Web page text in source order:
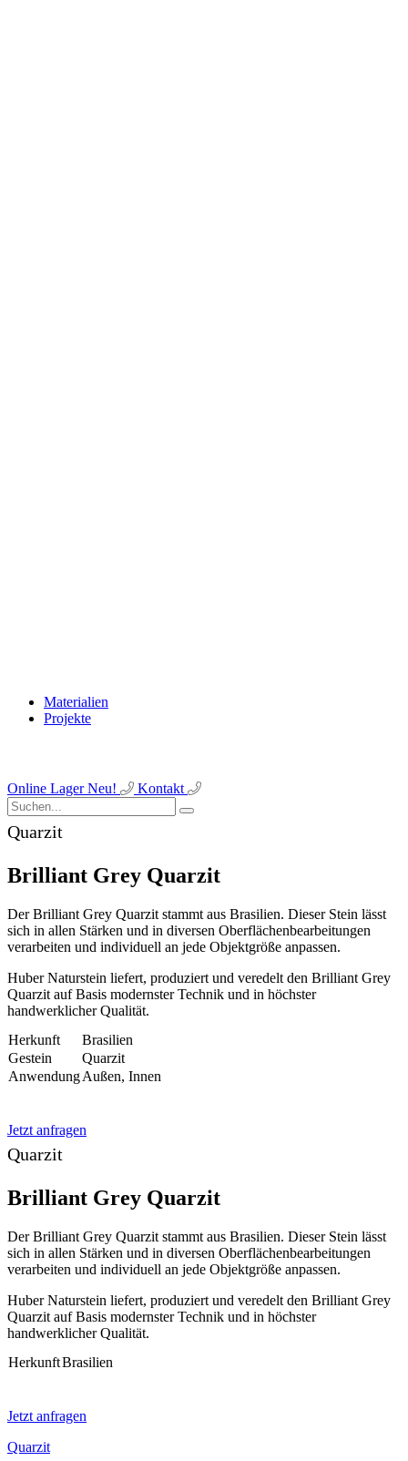
Materialien
Projekte
Online LagerNeu! Kontakt
Quarzit
Brilliant Grey Quarzit
Der Brilliant Grey Quarzit stammt aus Brasilien. Dieser Stein lässt
sich in allen Stärken und in diversen Oberflächenbearbeitungen
verarbeiten und individuell an jede Objektgröße anpassen.
Huber Naturstein liefert, produziert und veredelt den Brilliant Grey
Quarzit auf Basis modernster Technik und in höchster
handwerklicher Qualität.
Herkunft
Brasilien
Gestein
Quarzit
AnwendungAußen, Innen
Jetzt anfragen
Quarzit
Brilliant Grey Quarzit
Der Brilliant Grey Quarzit stammt aus Brasilien. Dieser Stein lässt
sich in allen Stärken und in diversen Oberflächenbearbeitungen
verarbeiten und individuell an jede Objektgröße anpassen.
Huber Naturstein liefert, produziert und veredelt den Brilliant Grey
Quarzit auf Basis modernster Technik und in höchster
handwerklicher Qualität.
HerkunftBrasilien
Jetzt anfragen
Quarzit